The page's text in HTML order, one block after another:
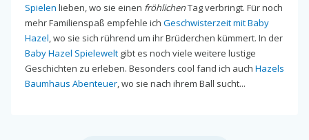
Spielen lieben, wo sie einen fröhlichenTag verbringt. Für noch
mehr Familienspaß empfehle ich Geschwisterzeit mit Baby
Hazel, wo sie sich rührend um ihr Brüderchen kümmert. In der
Baby Hazel Spielewelt gibt es noch viele weitere lustige
Geschichten zu erleben. Besonders cool fand ich auch Hazels
Baumhaus Abenteuer, wo sie nach ihrem Ball sucht...